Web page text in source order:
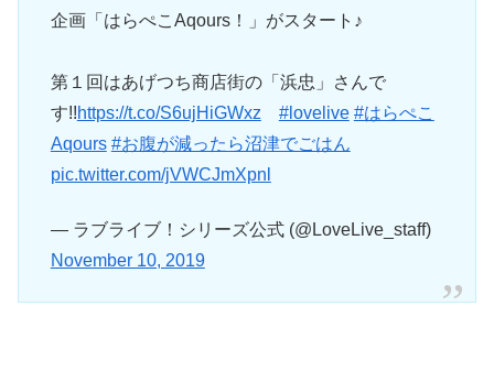
企画「はらぺこAqours！」がスタート♪
第１回はあげつち商店街の「浜忠」さんで
す!!https://t.co/S6ujHiGWxz #lovelive #はらぺこ
Aqours #お腹が減ったら沼津でごはん
pic.twitter.com/jVWCJmXpnl
— ラブライブ！シリーズ公式 (@LoveLive_staff)
November 10, 2019